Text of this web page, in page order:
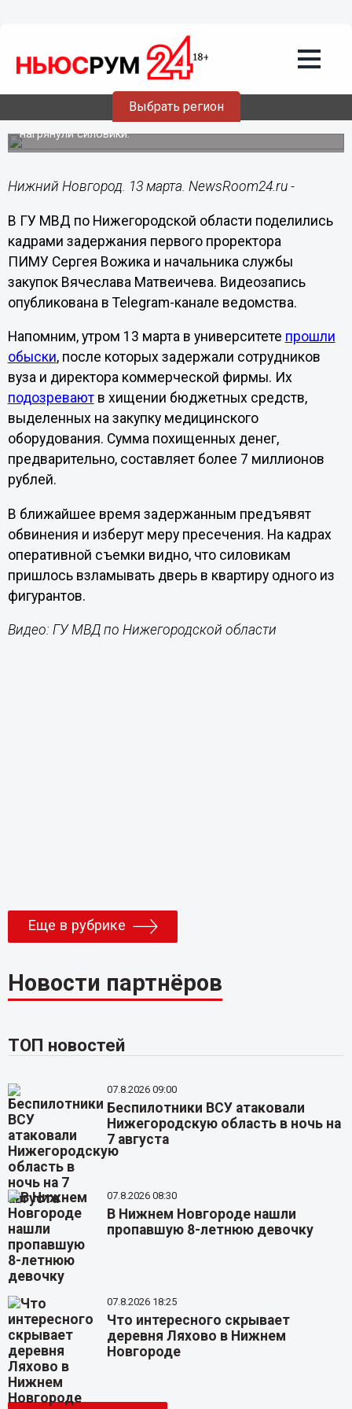
Выбрать регион
13.03.202516:08
Задержание сотрудников ПИМУ в
Нижнем Новгороде сняли на видео
Сегодня утром к двум работникам университета
нагрянули силовики.
Нижний Новгород. 13 марта. NewsRoom24.ru -
В ГУ МВД по Нижегородской области поделились
кадрами задержания первого проректора
ПИМУ Сергея Вожика и начальника службы
закупок Вячеслава Матвеичева. Видеозапись
опубликована в Telegram-канале ведомства.
Напомним, утром 13 марта в университете прошли
обыски, после которых задержали сотрудников
вуза и директора коммерческой фирмы. Их
подозреваютв хищении бюджетных средств,
выделенных на закупку медицинского
оборудования. Сумма похищенных денег,
предварительно, составляет более 7 миллионов
рублей.
В ближайшее время задержанным предъявят
обвинения и изберут меру пресечения. На кадрах
оперативной съемки видно, что силовикам
пришлось взламывать дверь в квартиру одного из
фигурантов.
Видео: ГУ МВД по Нижегородской области
Еще в рубрике
Новости партнёров
ТОП новостей
07.8.2026 09:00
Беспилотники ВСУ атаковали
Нижегородскую область в ночь на
7 августа
07.8.2026 08:30
В Нижнем Новгороде нашли
пропавшую 8-летнюю девочку
07.8.2026 18:25
Что интересного скрывает
деревня Ляхово в Нижнем
Новгороде